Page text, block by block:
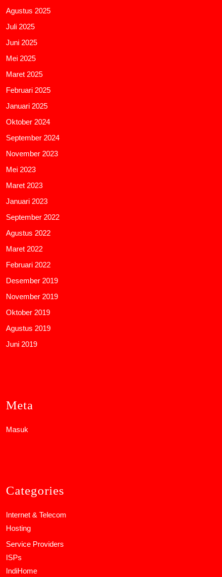
Agustus 2025
Juli 2025
Juni 2025
Mei 2025
Maret 2025
Februari 2025
Januari 2025
Oktober 2024
September 2024
November 2023
Mei 2023
Maret 2023
Januari 2023
September 2022
Agustus 2022
Maret 2022
Februari 2022
Desember 2019
November 2019
Oktober 2019
Agustus 2019
Juni 2019
Meta
Masuk
Categories
Internet & Telecom
Hosting
Service Providers
ISPs
IndiHome